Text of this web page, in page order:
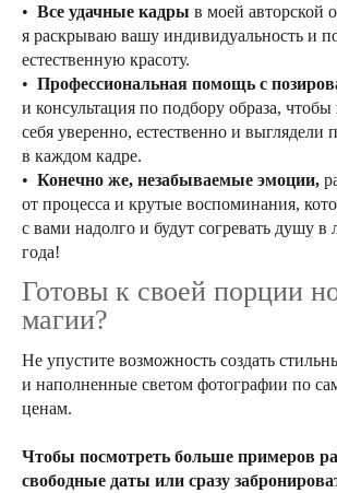
• Все удачные кадры в моей авторской
я раскрываю вашу индивидуальность и
естественную красоту.
• Профессиональная помощь с
и консультация по подбору образа,
себя уверенно, естественно и выглядели
в каждом кадре.
• Конечно же, незабываемые эмоции,
от процесса и крутые воспоминания,
с вами надолго и будут согревать душу в
года!
Готовы к своей порции
магии?
Не упустите возможность создать
и наполненные светом фотографии по
ценам.
Чтобы посмотреть больше примеров
свободные даты или сразу